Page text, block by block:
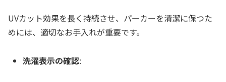
UVカット効果を長く持続させ、パーカーを清潔に保つた
めには、適切なお手入れが重要です。
洗濯表示の確認: